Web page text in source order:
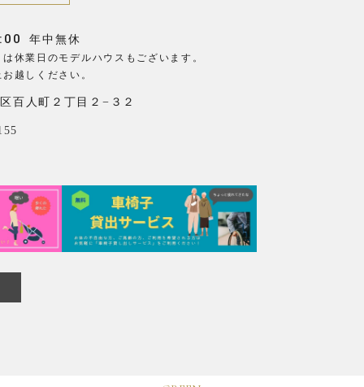
年中無休
休業日のモデルハウスもございます。
越しください。
百人町２丁目２−３２